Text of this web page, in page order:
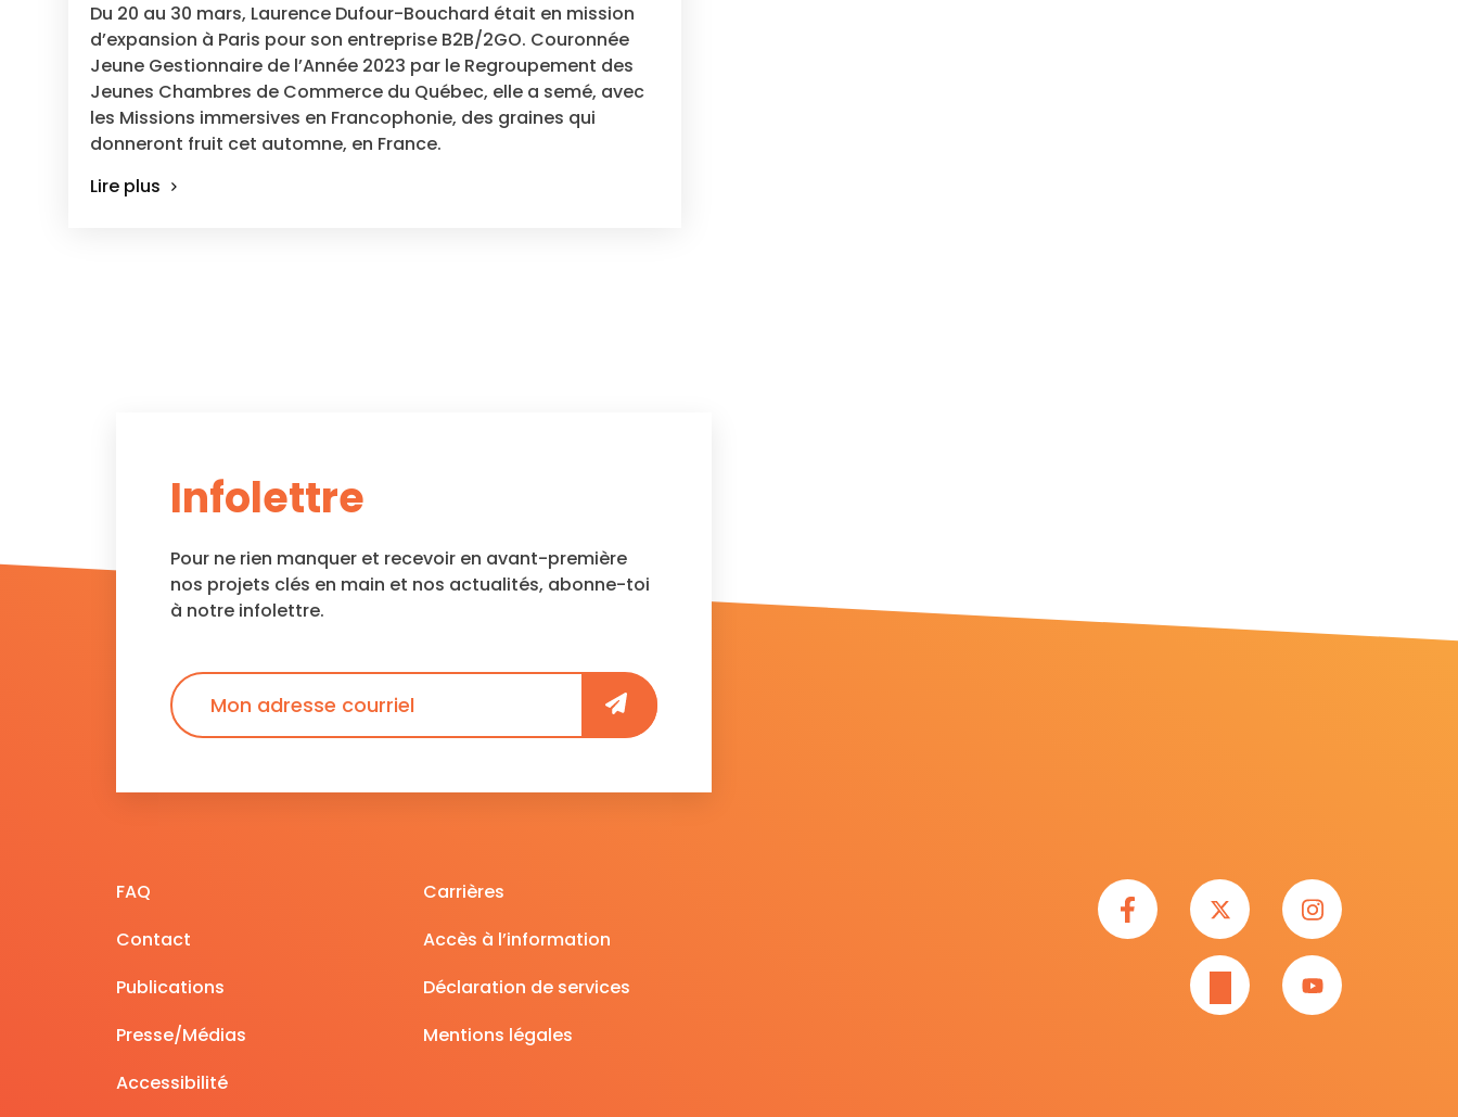
Du 20 au 30 mars, Laurence Dufour-Bouchard était en mission
d’expansion à Paris pour son entreprise B2B/2GO. Couronnée
Jeune Gestionnaire de l’Année 2023 par le Regroupement des
Jeunes Chambres de Commerce du Québec, elle a semé, avec
les Missions immersives en Francophonie, des graines qui
donneront fruit cet automne, en France.
Lire plus
Infolettre
Pour ne rien manquer et recevoir en avant-première
nos projets clés en main et nos actualités, abonne-toi
à notre infolettre.
FAQ
Contact
Publications
Presse/Médias
Accessibilité
Carrières
Accès à l’information
Déclaration de services
Mentions légales